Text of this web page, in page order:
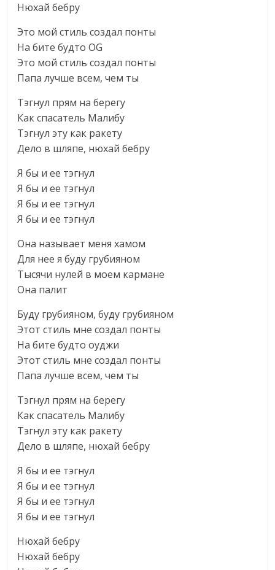
Нюхай бебру
Это мой стиль создал понты
На бите будто OG
Это мой стиль создал понты
Папа лучше всем, чем ты
Тэгнул прям на берегу
Как спасатель Малибу
Тэгнул эту как ракету
Дело в шляпе, нюхай бебру
Я бы и ее тэгнул
Я бы и ее тэгнул
Я бы и ее тэгнул
Я бы и ее тэгнул
Она называет меня хамом
Для нее я буду грубияном
Тысячи нулей в моем кармане
Она палит
Буду грубияном, буду грубияном
Этот стиль мне создал понты
На бите будто оуджи
Этот стиль мне создал понты
Папа лучше всем, чем ты
Тэгнул прям на берегу
Как спасатель Малибу
Тэгнул эту как ракету
Дело в шляпе, нюхай бебру
Я бы и ее тэгнул
Я бы и ее тэгнул
Я бы и ее тэгнул
Я бы и ее тэгнул
Нюхай бебру
Нюхай бебру